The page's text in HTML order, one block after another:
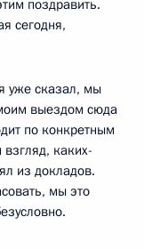
поздравить.
сегодня,
уже сказал, мы
выездом сюда
по конкретным
каких-
из докладов.
мы это